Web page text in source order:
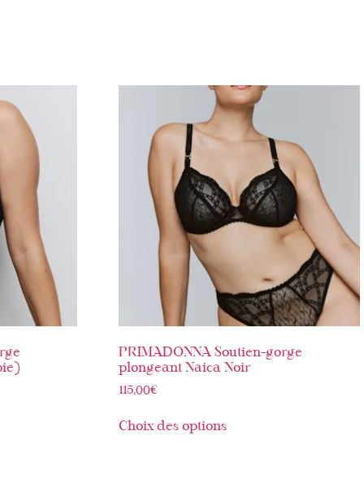
PRIMADONNA Soutien-gorge
plongeant Naica Noir
115,00€
Choix des options